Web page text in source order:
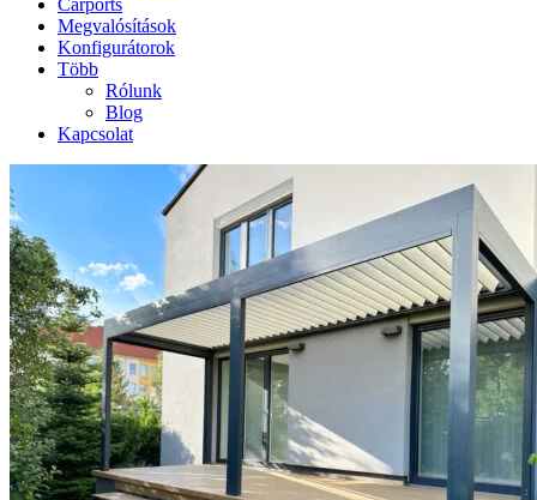
Megvalósítások
Konfigurátorok
Több
Rólunk
Blog
Kapcsolat